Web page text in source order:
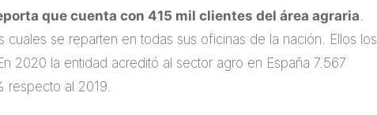
que cuenta con 415 mil clientes del área agraria
cuales se reparten en todas sus oficinas de la nación. Ellos los
2020 la entidad acreditó al sector agro en España 7.567
respecto al 2019.